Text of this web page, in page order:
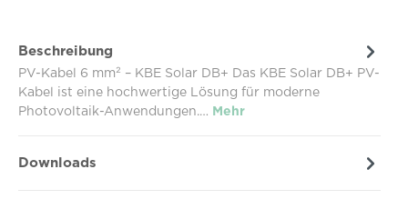
Beschreibung
PV-Kabel 6 mm² – KBE Solar DB+ Das KBE Solar DB+ PV-
Kabel ist eine hochwertige Lösung für moderne
Photovoltaik-Anwendungen.… Mehr
Downloads